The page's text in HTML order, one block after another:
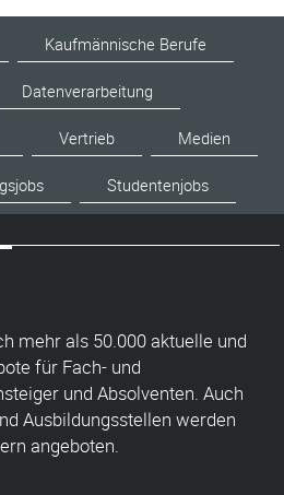
Kaufmännische Berufe
Datenverarbeitung
Vertrieb Medien
Studentenjobs
mehr als 50.000 aktuelle und
für Fach- und
und Absolventen. Auch
Ausbildungsstellen werden
angeboten.